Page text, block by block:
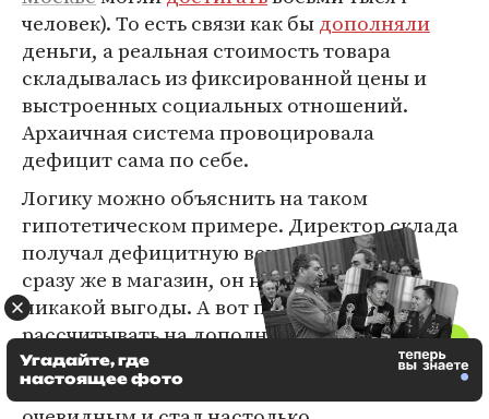
человек). То есть связи как быдополняли
деньги, а реальная стоимость товара
складывалась из фиксированной цены и
выстроенных социальных отношений.
Архаичная система провоцировала
дефицит сама по себе.
Логику можно объяснить на таком
гипотетическом примере. Директор склада
получал дефицитную вещь. Передав ее
сразу же в магазин, он не приобретал
никакой выгоды. А вот придержав, мог
рассчитывать на дополнительное личное
вознаграждение или обещание помочь
достать другой дефицит. Выбор был
Угадайте, где
настоящее фото